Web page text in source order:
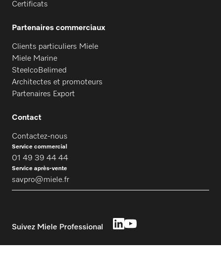
Certificats
Partenaires commerciaux
Clients particuliers Miele
Miele Marine
SteelcoBelimed
Architectes et promoteurs
Partenaires Export
Contact
Contactez-nous
Service commercial
01 49 39 44 44
Service après-vente
savpro@miele.fr
Suivez Miele Professional